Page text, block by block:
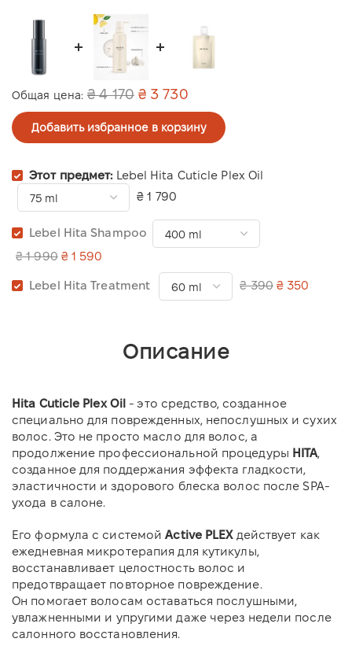
Общая цена: ₴ 4 170 ₴ 3 730
Добавить избранное в корзину
Этот предмет:Lebel Hita Cuticle Plex Oil
₴ 1 790
Lebel Hita Shampoo
₴ 1 990 ₴ 1 590
Lebel Hita Treatment ₴ 390 ₴ 350
Описание
Hita Cuticle Plex Oil - это средство, созданное
специально для поврежденных, непослушных и сухих
волос. Это не просто масло для волос, а
продолжение профессиональной процедуры HITA,
созданное для поддержания эффекта гладкости,
эластичности и здорового блеска волос после SPA-
ухода в салоне.
Его формула с системойActive PLEXдействует как
ежедневная микротерапия для кутикулы,
восстанавливает целостность волос и
предотвращает повторное повреждение.
Он помогает волосам оставаться послушными,
увлажненными и упругими даже через недели после
салонного восстановления.